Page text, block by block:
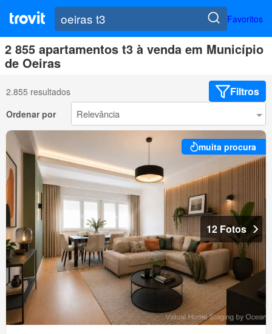
Favoritos
2 855 apartamentos t3 à venda em Município
de Oeiras
2.855 resultados Filtros
Ordenar por
muita procura
12 Fotos